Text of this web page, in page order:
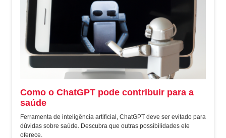
Como o ChatGPT pode contribuir para a
saúde
Ferramenta de inteligência artificial, ChatGPT deve ser evitado para
dúvidas sobre saúde. Descubra que outras possibilidades ele
oferece.